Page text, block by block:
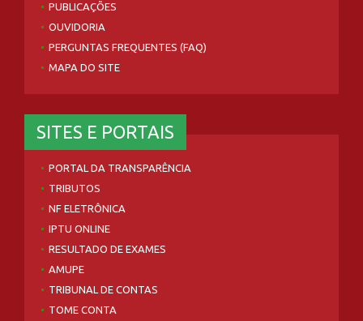
PUBLICAÇÕES
OUVIDORIA
PERGUNTAS FREQUENTES (FAQ)
MAPA DO SITE
SITES E PORTAIS
PORTAL DA TRANSPARÊNCIA
TRIBUTOS
NF ELETRÔNICA
IPTU ONLINE
RESULTADO DE EXAMES
AMUPE
TRIBUNAL DE CONTAS
TOME CONTA